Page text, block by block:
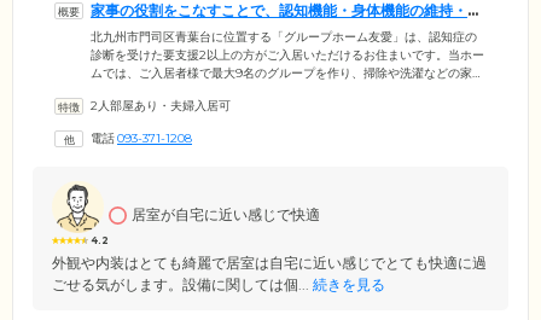
家事の役割をこなすことで、認知機能・身体機能の維持・向
上を目指せます
北九州市門司区青葉台に位置する「グループホーム友愛」は、認知症の
診断を受けた要支援2以上の方がご入居いただけるお住まいです。当ホー
ムでは、ご入居者様で最大9名のグループを作り、掃除や洗濯などの家事
状況に合わせて役割を担っていただきますので、できないことを無理に
で、達成感を得やすく、認知用の進行抑制につなげています。さらに家
2人部屋あり・夫婦入居可
電話093-371-1208
4.2
居室が自宅に近い感じで快適
外観や内装はとても綺麗で居室は自宅に近い感じでとても快適に過
ごせる気がします。設備に関しては個... 続きを見る